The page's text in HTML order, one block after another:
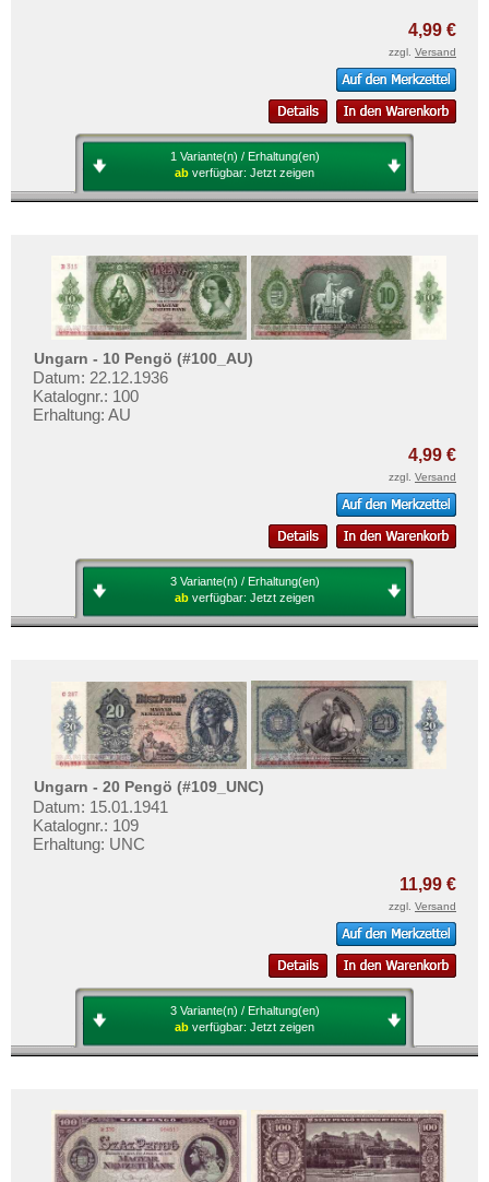
4,99 €
zzgl. Versand
1 Variante(n) / Erhaltung(en)
ab verfügbar: Jetzt zeigen
Ungarn - 10 Pengö (#100_AU)
Datum: 22.12.1936
Katalognr.: 100
Erhaltung: AU
4,99 €
zzgl. Versand
3 Variante(n) / Erhaltung(en)
ab verfügbar: Jetzt zeigen
Ungarn - 20 Pengö (#109_UNC)
Datum: 15.01.1941
Katalognr.: 109
Erhaltung: UNC
11,99 €
zzgl. Versand
3 Variante(n) / Erhaltung(en)
ab verfügbar: Jetzt zeigen